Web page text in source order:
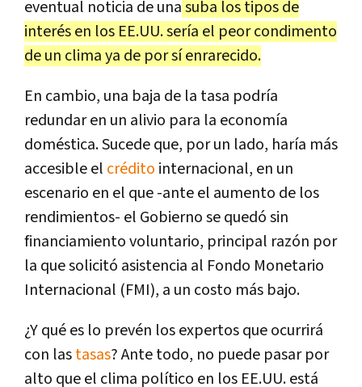
eventual noticia de unasuba los tipos de
interés en los EE.UU. sería el peor condimento
de un clima ya de por sí enrarecido.
En cambio, una baja de la tasa podría
redundar en un alivio para la economía
doméstica. Sucede que, por un lado, haría más
accesible el crédito internacional, en un
escenario en el que -ante el aumento de los
rendimientos- el Gobierno se quedó sin
financiamiento voluntario, principal razón por
la que solicitó asistencia al Fondo Monetario
Internacional (FMI), a un costo más bajo.
¿Y qué es lo prevén los expertos que ocurrirá
con lastasas? Ante todo, no puede pasar por
alto que el clima político en los EE.UU. está